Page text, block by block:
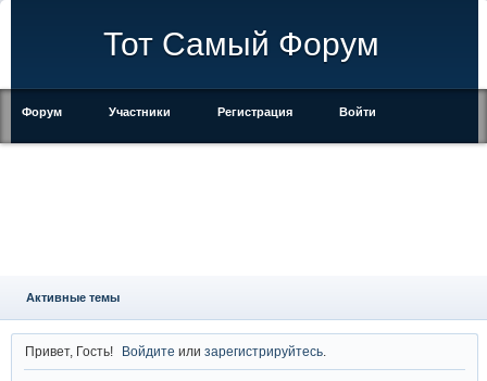
Тот Самый Форум
Форум Участники Регистрация Войти
Активные темы
Привет, Гость! Войдите илизарегистрируйтесь